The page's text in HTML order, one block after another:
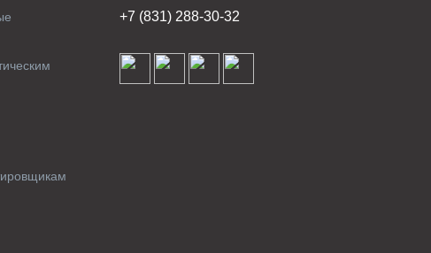
+7 (831) 288-30-32